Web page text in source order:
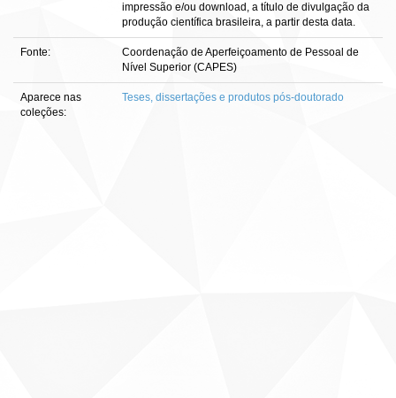
impressão e/ou download, a título de divulgação da
produção científica brasileira, a partir desta data.
Fonte:
Coordenação de Aperfeiçoamento de Pessoal de
Nível Superior (CAPES)
Aparece nas
coleções:
Teses, dissertações e produtos pós-doutorado